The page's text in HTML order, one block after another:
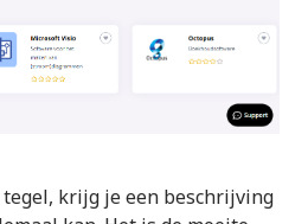
krijg je een beschrijving